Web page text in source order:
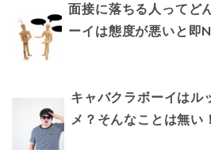
面接に落ちる人ってど
ーイは態度が悪いと即
キャバクラボーイはル
メ？そんなことは無い！